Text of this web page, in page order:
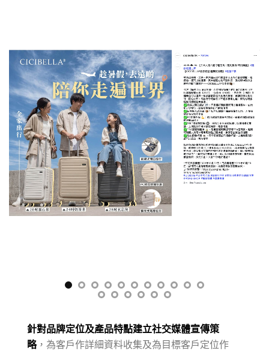
針對品牌定位及產品特點建立社交媒體宣傳策
略，為客戶作詳細資料收集及為目標客戶定位作